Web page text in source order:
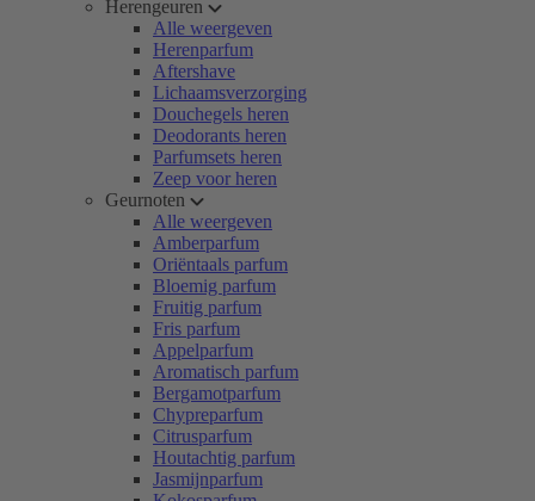
Herengeuren
Alle weergeven
Herenparfum
Aftershave
Lichaamsverzorging
Douchegels heren
Deodorants heren
Parfumsets heren
Zeep voor heren
Geurnoten
Alle weergeven
Amberparfum
Oriëntaals parfum
Bloemig parfum
Fruitig parfum
Fris parfum
Appelparfum
Aromatisch parfum
Bergamotparfum
Chypreparfum
Citrusparfum
Houtachtig parfum
Jasmijnparfum